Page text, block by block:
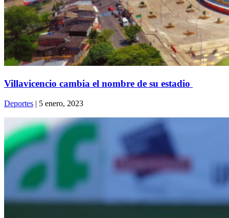
Villavicencio cambia el nombre de su estadio
Deportes | 5 enero, 2023